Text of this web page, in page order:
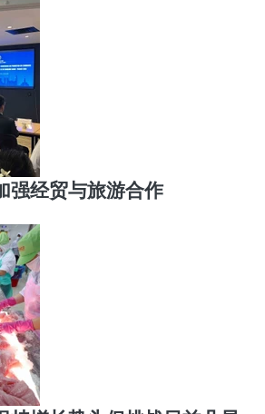
强经贸与旅游合作